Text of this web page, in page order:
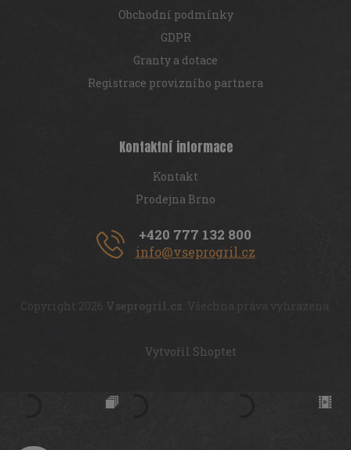
Obchodní podmínky
GDPR
Granty a dotace
Registrace provizního partnera
Kontaktní informace
Kontakt
Prodejna Brno
+420 777 132 800
info@vseprogril.cz
Vytvořil Shoptet
Copyright 2026 Vseprogril.cz . Všechna práva vyhrazena.